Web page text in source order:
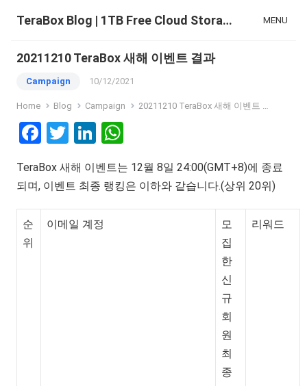
TeraBox Blog | 1TB Free Cloud Storage & All-in-One AI Space MENU
20211210 TeraBox 새해 이벤트 결과
Campaign 10/12/2021
Home Blog Campaign 20211210 TeraBox 새해 이벤트 결과
F
ce
b
o
T
tt
er
Li
ke
dI
n
at
s
TeraBox 새해 이벤트는 12월 8일 24:00(GMT+8)에 종료
되며, 이벤트 최종 랭킹은 이하와 같습니다.(상위 20위)
순
위
이메일 계정
모
집
한
신
규
회
원
최
종
리워드